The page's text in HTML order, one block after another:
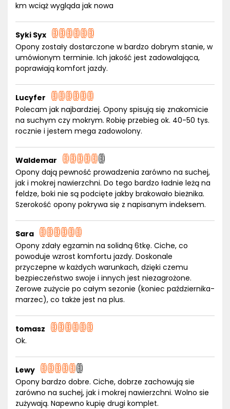
km wciąż wygląda jak nowa
Syki Syx
Opony zostały dostarczone w bardzo dobrym stanie, w
umówionym terminie. Ich jakość jest zadowalająca,
poprawiają komfort jazdy.
Lucyfer
Polecam jak najbardziej. Opony spisują się znakomicie
na suchym czy mokrym. Robię przebieg ok. 40-50 tys.
rocznie i jestem mega zadowolony.
Waldemar
Opony dają pewność prowadzenia zarówno na suchej,
jak i mokrej nawierzchni. Do tego bardzo ładnie leżą na
feldze, boki nie są podcięte jakby brakowało bieżnika.
Szerokość opony pokrywa się z napisanym indeksem.
Sara
Opony zdały egzamin na solidną 6tkę. Ciche, co
powoduje wzrost komfortu jazdy. Doskonale
przyczepne w każdych warunkach, dzięki czemu
bezpieczeństwo swoje i innych jest niezagrożone.
Zerowe zużycie po całym sezonie (koniec października-
marzec), co także jest na plus.
tomasz
Ok.
Lewy
Opony bardzo dobre. Ciche, dobrze zachowują sie
zarówno na suchej, jak i mokrej nawierzchni. Wolno sie
zużywają. Napewno kupię drugi komplet.